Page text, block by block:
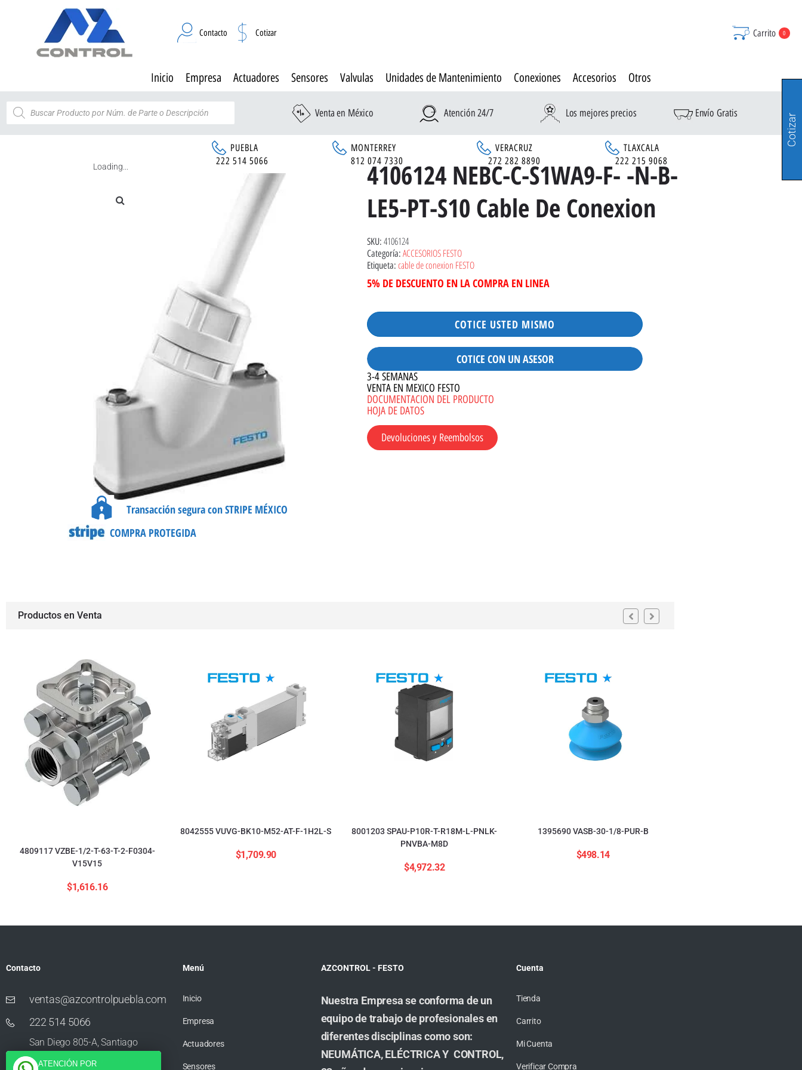
Contacto Cotizar Carrito 0
Inicio Empresa Actuadores Sensores Valvulas Unidades de Mantenimiento Conexiones Accesorios Otros
Venta en México Atención 24/7 Los mejores precios Envío Gratis
PUEBLA MONTERREY VERACRUZ
TLAXCALA
222 514 5066
812 074 7330 272 282 8890 222 215 9068
Loading...
Transacción segura con STRIPE MÉXICO
COMPRA PROTEGIDA
4106124 NEBC-C-S1WA9-F- -N-B-
LE5-PT-S10 Cable De Conexion
SKU: 4106124
Categoría: ACCESORIOS FESTO
Etiqueta: cable de conexion FESTO
5% DE DESCUENTO EN LA COMPRA EN LINEA
COTICE USTED MISMO
COTICE CON UN ASESOR
3-4 SEMANAS
VENTA EN MEXICO FESTO
DOCUMENTACION DEL PRODUCTO
HOJA DE DATOS
Devoluciones y Reembolsos
Productos en Venta
4809117 VZBE-1/2-T-63-T-2-F0304-
V15V15
$1,616.16
8042555 VUVG-BK10-M52-AT-F-1H2L-S
$1,709.90
8001203 SPAU-P10R-T-R18M-L-PNLK-
PNVBA-M8D
$4,972.32
1395690 VASB-30-1/8-PUR-B
$498.14
Contacto
ventas@azcontrolpuebla.com
222 514 5066
San Diego 805-A, Santiago
Momoxpan, Residencial San
Menú
Inicio
Empresa
Actuadores
Sensores
AZCONTROL - FESTO
Nuestra Empresa se conforma de un
equipo de trabajo de profesionales en
diferentes disciplinas como son:
NEUMÁTICA, ELÉCTRICA Y CONTROL,
Cuenta
Tienda
Carrito
Mi Cuenta
Verificar Compra
Cotizar
ATENCIÓN POR